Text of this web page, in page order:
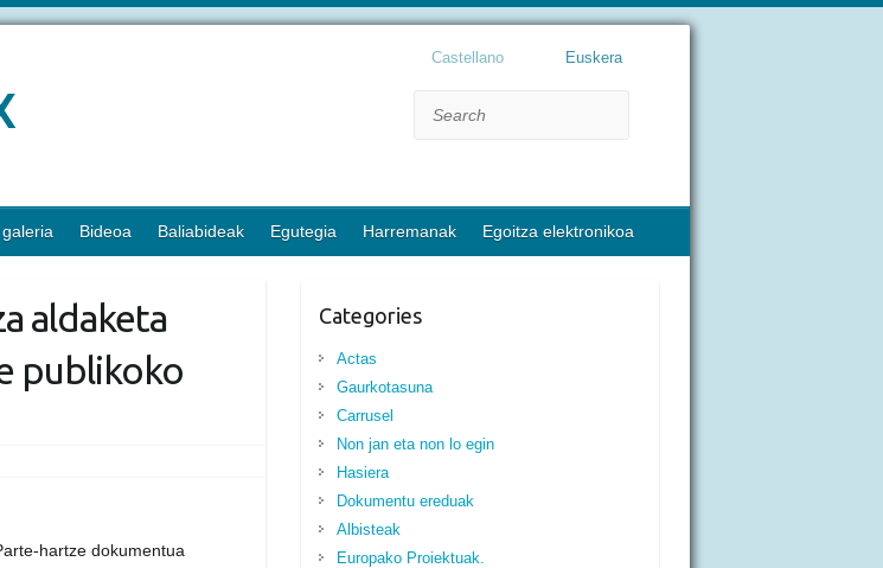
Castellano Euskera
Bideoa Baliabideak Egutegia Harremanak Egoitza elektronikoa
aldaketa
publikoko
hartze dokumentua
Categories
Actas
Gaurkotasuna
Carrusel
Non jan eta non lo egin
Hasiera
Dokumentu ereduak
Albisteak
Europako Proiektuak.